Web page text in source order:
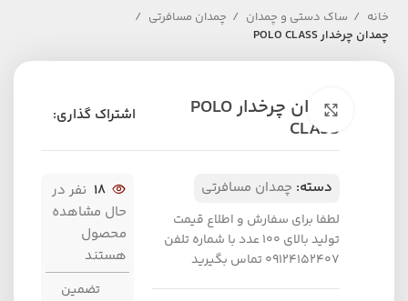
خانه ساک دستی و چمدان
چمدان مسافرتی
چمدان چرخدار POLO CLASS
برای بزرگنمایی کلیک کنید
چمدان چرخدار POLO
CLASS
اشتراک گذاری:
دسته: چمدان مسافرتی
لطفا برای سفارش و اطلاع قیمت
تولید بالای 100 عدد با شماره تلفن
09124152407 تماس بگیرید
18 نفر در
حال مشاهده
محصول
هستند
تضمین